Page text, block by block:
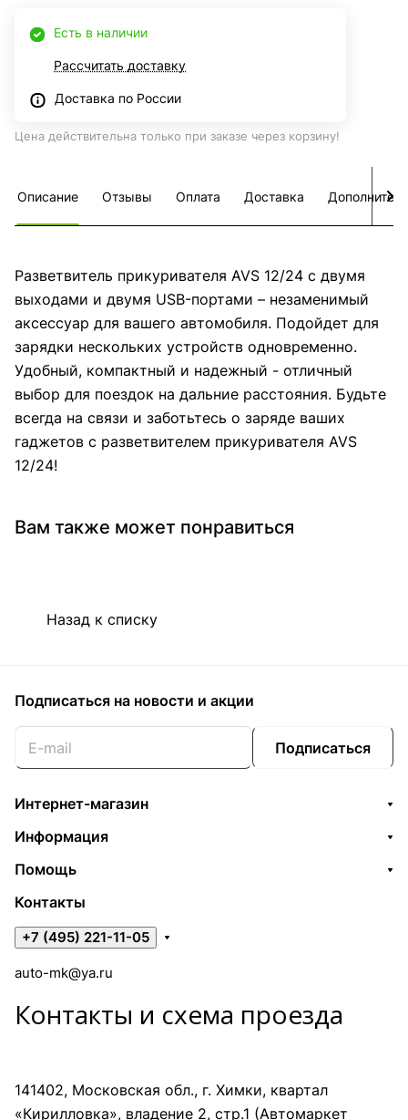
Есть в наличии
Рассчитать доставку
Доставка по России
Цена действительна только при заказе через корзину!
Описание Отзывы Оплата Доставка
Разветвитель прикуривателя AVS 12/24 с двумя
выходами и двумя USB-портами – незаменимый
аксессуар для вашего автомобиля. Подойдет для
зарядки нескольких устройств одновременно.
Удобный, компактный и надежный - отличный
выбор для поездок на дальние расстояния. Будьте
всегда на связи и заботьтесь о заряде ваших
гаджетов с разветвителем прикуривателя AVS
12/24!
Вам также может понравиться
Назад к списку
Подписаться на новости и акции
Подписаться
Интернет-магазин
Информация
Помощь
Контакты
+7 (495) 221-11-05
auto-mk@ya.ru
Контакты и схема проезда
141402, Московская обл., г. Химки, квартал
«Кирилловка», владение 2, стр.1 (Автомаркет